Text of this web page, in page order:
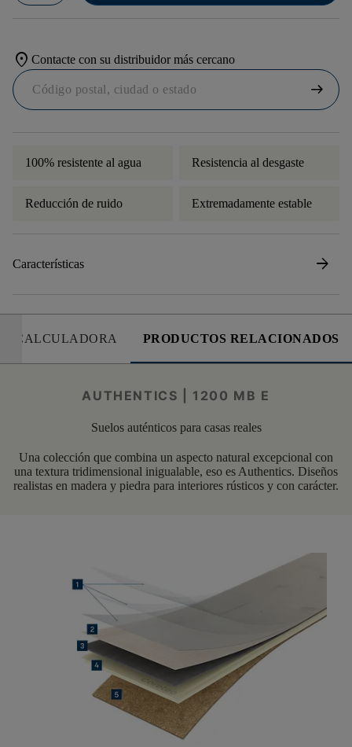
location_on Contacte con su distribuidor más cercano
arrow_right_alt
100% resistente al agua Resistencia al desgaste
Reducción de ruido Extremadamente estable
Características arrow_forward
CALCULADORA PRODUCTOS RELACIONADOS
AUTHENTICS | 1200 MB E
Suelos auténticos para casas reales
Una colección que combina un aspecto natural excepcional con
una textura tridimensional inigualable, eso es Authentics. Diseños
realistas en madera y piedra para interiores rústicos y con carácter.